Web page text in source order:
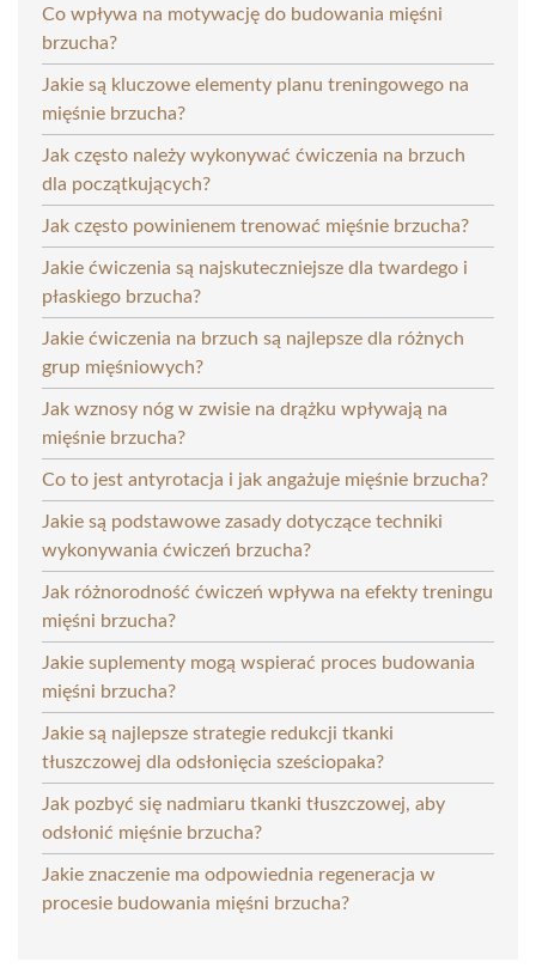
Co wpływa na motywację do budowania mięśni
brzucha?
Jakie są kluczowe elementy planu treningowego na
mięśnie brzucha?
Jak często należy wykonywać ćwiczenia na brzuch
dla początkujących?
Jak często powinienem trenować mięśnie brzucha?
Jakie ćwiczenia są najskuteczniejsze dla twardego i
płaskiego brzucha?
Jakie ćwiczenia na brzuch są najlepsze dla różnych
grup mięśniowych?
Jak wznosy nóg w zwisie na drążku wpływają na
mięśnie brzucha?
Co to jest antyrotacja i jak angażuje mięśnie brzucha?
Jakie są podstawowe zasady dotyczące techniki
wykonywania ćwiczeń brzucha?
Jak różnorodność ćwiczeń wpływa na efekty treningu
mięśni brzucha?
Jakie suplementy mogą wspierać proces budowania
mięśni brzucha?
Jakie są najlepsze strategie redukcji tkanki
tłuszczowej dla odsłonięcia sześciopaka?
Jak pozbyć się nadmiaru tkanki tłuszczowej, aby
odsłonić mięśnie brzucha?
Jakie znaczenie ma odpowiednia regeneracja w
procesie budowania mięśni brzucha?